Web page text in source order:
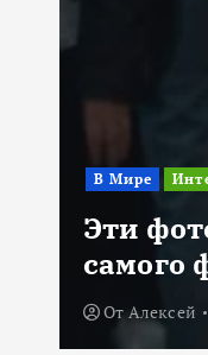
В Мире
Эти
самого
От Алексей